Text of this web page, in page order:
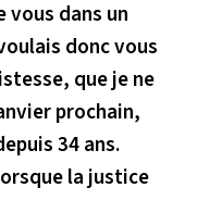
vous dans un
donc vous
que je ne
prochain,
34 ans.
la justice